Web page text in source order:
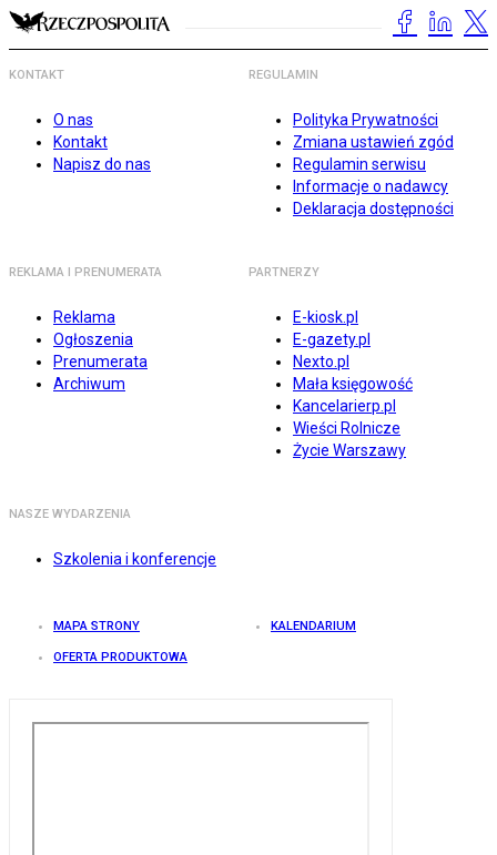
KONTAKT
O nas
Kontakt
Napisz do nas
REGULAMIN
Polityka Prywatności
Zmiana ustawień zgód
Regulamin serwisu
Informacje o nadawcy
Deklaracja dostępności
REKLAMA I PRENUMERATA
Reklama
Ogłoszenia
Prenumerata
Archiwum
PARTNERZY
E-kiosk.pl
E-gazety.pl
Nexto.pl
Mała księgowość
Kancelarierp.pl
Wieści Rolnicze
Życie Warszawy
NASZE WYDARZENIA
Szkolenia i konferencje
MAPA STRONY KALENDARIUM
OFERTA PRODUKTOWA